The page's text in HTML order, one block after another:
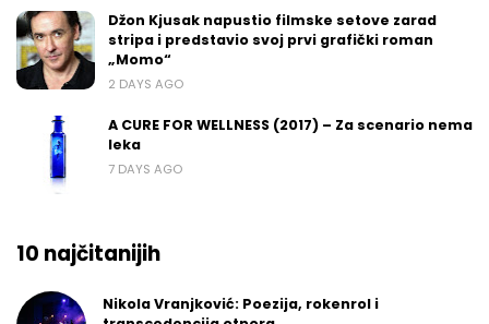
Džon Kjusak napustio filmske setove zarad
stripa i predstavio svoj prvi grafički roman
„Momo“
2 DAYS AGO
A CURE FOR WELLNESS (2017) – Za scenario nema
leka
7 DAYS AGO
10 najčitanijih
Nikola Vranjković: Poezija, rokenrol i